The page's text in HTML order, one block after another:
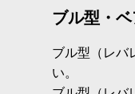
ブル型・
ブル型（レバ
い。